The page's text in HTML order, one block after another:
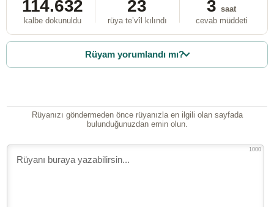
114.632
kalbe dokunuldu
23
rüya te’vîl kılındı
3 saat
cevab müddeti
Rüyam yorumlandı mı?
Rüyanızı göndermeden önce rüyanızla en ilgili olan sayfada
bulunduğunuzdan emin olun.
1000